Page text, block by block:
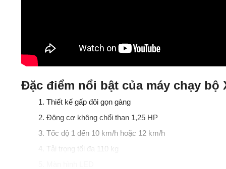
Đặc điểm nổi bật của máy chạy bộ
Thiết kế gấp đôi gọn gàng
Động cơ không chổi than 1,25 HP
Tốc độ 1 đến 10 km/h hoặc 12 km/h
Tải trọng tối đa 110 kg